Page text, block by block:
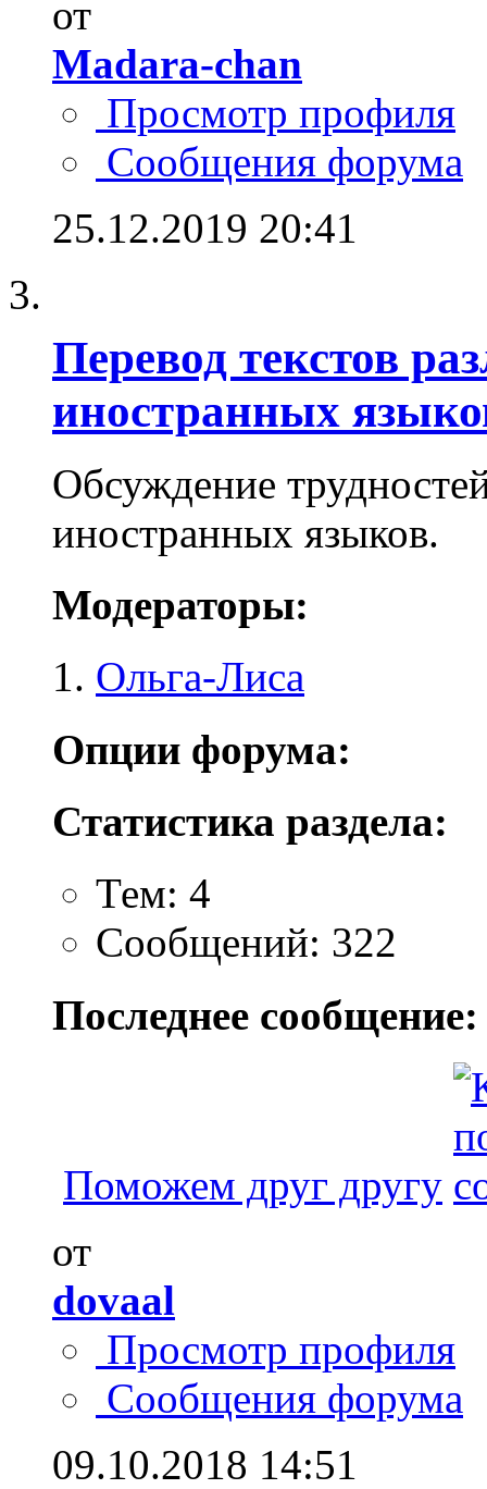
от
Madara-chan
Просмотр профиля
Сообщения форума
25.12.2019 20:41
Перевод текстов
иностранных
Обсуждение
иностранных языков.
Модераторы:
Ольга-Лиса
Опции форума:
Статистика раздела:
Тем: 4
Сообщений: 322
Последнее сообщение:
Поможем друг другу
от
dovaal
Просмотр профиля
Сообщения форума
09.10.2018 14:51